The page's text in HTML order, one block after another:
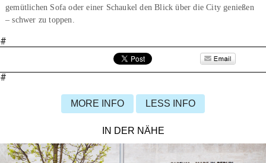
gemütlichen Sofa oder einer Schaukel den Blick über die City genießen
– schwer zu toppen.
#
#
MORE INFO LESS INFO
IN DER NÄHE